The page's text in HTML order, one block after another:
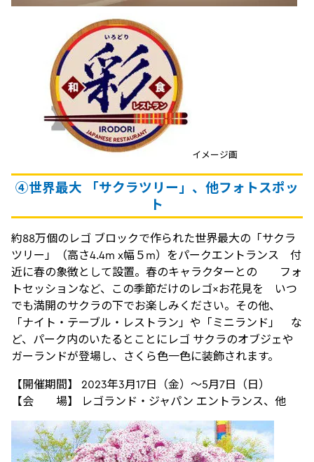
イメージ画
④世界最大
「サクラツリー」、他フォトスポッ
ト
約88万個のレゴ ブロックで作られた世界最大の「サクラ
ツリー」（高さ4.4m x幅５m）をパークエントランス 付
近に春の象徴として設置。春のキャラクターとの フォ
トセッションなど、この季節だけのレゴ×お花見を いつ
でも満開のサクラの下でお楽しみください。その他、
「ナイト・テーブル・レストラン」や「ミニランド」 な
ど、パーク内のいたるとことにレゴ サクラのオブジェや
ガーランドが登場し、さくら色一色に装飾されます。
【開催期間】 2023年3月17日（金）～5月7日（日）
【会 場】 レゴランド・ジャパン エントランス、他